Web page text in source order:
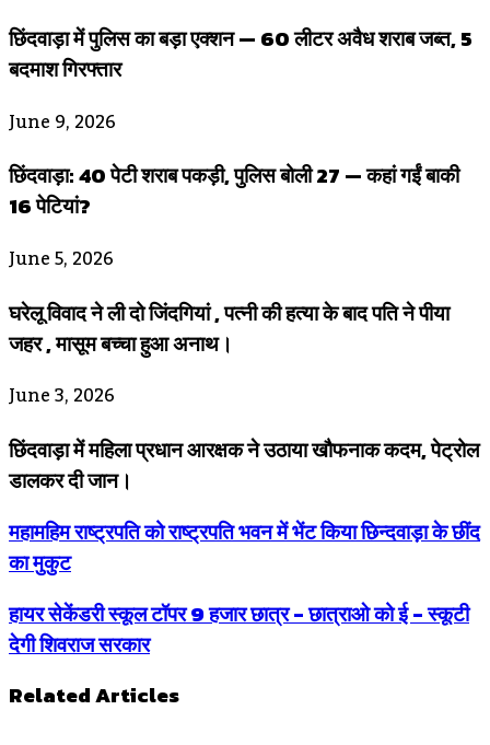
छिंदवाड़ा में पुलिस का बड़ा एक्शन — 60 लीटर अवैध शराब जब्त, 5
बदमाश गिरफ्तार
June 9, 2026
छिंदवाड़ा: 40 पेटी शराब पकड़ी, पुलिस बोली 27 — कहां गईं बाकी
16 पेटियां?
June 5, 2026
घरेलू विवाद ने ली दो जिंदगियां , पत्नी की हत्या के बाद पति ने पीया
जहर , मासूम बच्चा हुआ अनाथ।
June 3, 2026
छिंदवाड़ा में महिला प्रधान आरक्षक ने उठाया खौफनाक कदम, पेट्रोल
डालकर दी जान।
महामहिम राष्ट्रपति को राष्ट्रपति भवन में भेंट किया छिन्दवाड़ा के छींद
का मुकुट
हायर सेकेंडरी स्कूल टॉपर 9 हजार छात्र - छात्राओ को ई - स्कूटी
देगी शिवराज सरकार
Related Articles